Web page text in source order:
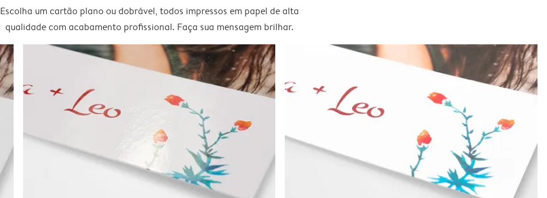
Escolha um cartão plano ou dobrável, todos impressos em papel de alta
qualidade com acabamento profissional. Faça sua mensagem brilhar.